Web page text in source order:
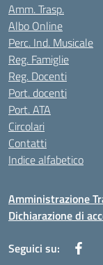
Amm. Trasp.
Albo Online
Perc. Ind. Musicale
Reg. Famiglie
Reg. Docenti
Port. docenti
Port. ATA
Circolari
Contatti
Indice alfabetico
Amministrazione
Dichiarazione di
Seguici su: